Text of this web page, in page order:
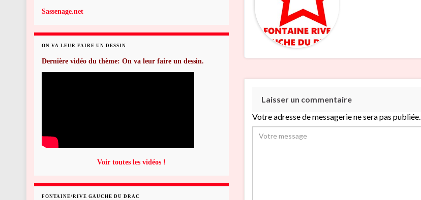
Laisser un commentaire
Votre adresse de messagerie ne sera pas publiée.
Sassenage.net
ON VA LEUR FAIRE UN DESSIN
Dernière vidéo du thème: On va leur faire un dessin.
Voir toutes les vidéos !
FONTAINE/RIVE GAUCHE DU DRAC